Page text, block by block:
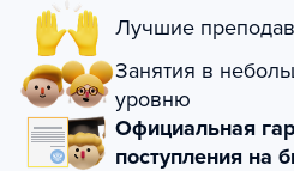
Лучшие
Занятия в
уровню
Официальная
поступления на